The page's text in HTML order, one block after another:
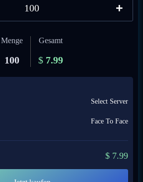
+
Menge
100
Gesamt
$ 7.99
Select Server
Face To Face
$ 7.99